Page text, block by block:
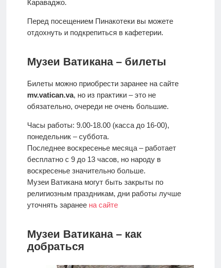
Караваджо.
Перед посещением Пинакотеки вы можете
отдохнуть и подкрепиться в кафетерии.
Музеи Ватикана – билеты
Билеты можно приобрести заранее на сайте
mv.vatican.va, но из практики – это не
обязательно, очереди не очень большие.
Часы работы: 9.00-18.00 (касса до 16-00),
понедельник – суббота.
Последнее воскресенье месяца – работает
бесплатно с 9 до 13 часов, но народу в
воскресенье значительно больше.
Музеи Ватикана могут быть закрыты по
религиозным праздникам, дни работы лучше
уточнять заранее на сайте
Музеи Ватикана – как
добраться